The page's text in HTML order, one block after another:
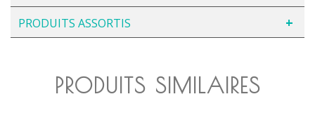
PRODUITS ASSORTIS
PRODUITS SIMILAIRES